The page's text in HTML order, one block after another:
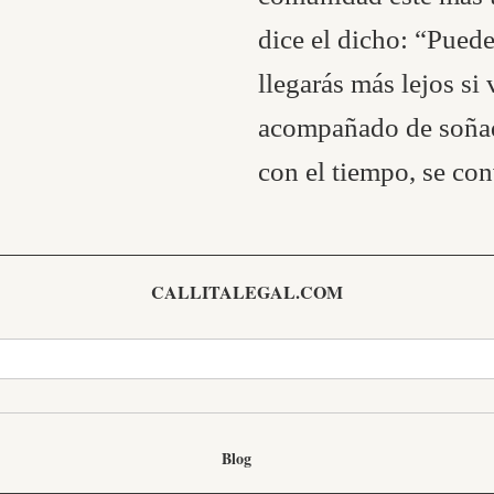
dice el dicho:
llegarás más lejos
acompañado de
con el tiempo, se
CALLITALEGAL.COM
Blog